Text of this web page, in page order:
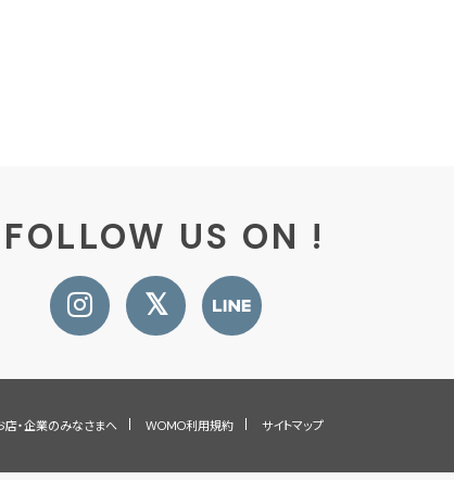
FOLLOW US ON !
店・企業のみなさまへ WOMO利用規約 サイトマップ